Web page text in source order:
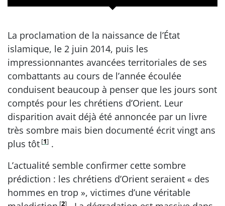
La proclamation de la naissance de l’État
islamique, le 2 juin 2014, puis les
impressionnantes avancées territoriales de ses
combattants au cours de l’année écoulée
conduisent beaucoup à penser que les jours sont
comptés pour les chrétiens d’Orient. Leur
disparition avait déjà été annoncée par un livre
très sombre mais bien documenté écrit vingt ans
plus tôt [1] .
L’actualité semble confirmer cette sombre
prédiction : les chrétiens d’Orient seraient « des
hommes en trop », victimes d’une véritable
[2]